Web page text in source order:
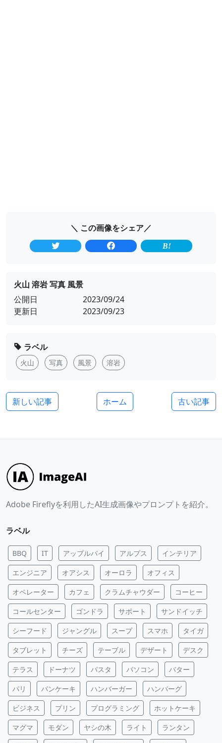
＼ この画像をシェア／
火山 溶岩 写真 風景
公開日
2023/09/24
更新日
2023/09/23
ラベル
火山 写真 風景 溶岩
新しい記事 ホーム 古い記事
Adobe Fireflyを利用したAI生成画像やプロンプトを紹介。
ラベル
BBQ IT アップルパイ アルプス インテリア
エンジニア オアシス オーロラ オフィス
オペレーター カフェ クラムチャウダー コーヒー
コールセンター ゴンドラ サポート サンドイッチ
シーフード ジャングル スープ スマホ タイガ
タブレット チーズ テーブル デザート デスク
テラス ドーナツ パスタ パソコン バター
パリ パンケーキ ハンバーガー ハンバーグ
ビジネス プリン プログラミング ホットケーキ
マグマ モダン ヤシの木 ライト ランタン